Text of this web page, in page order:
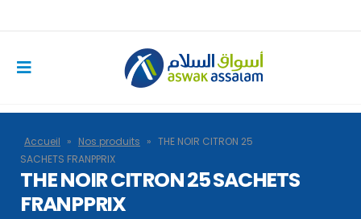
Accueil » Nos produits » THE NOIR CITRON 25
SACHETS FRANPPRIX
THE NOIR CITRON 25 SACHETS
FRANPPRIX